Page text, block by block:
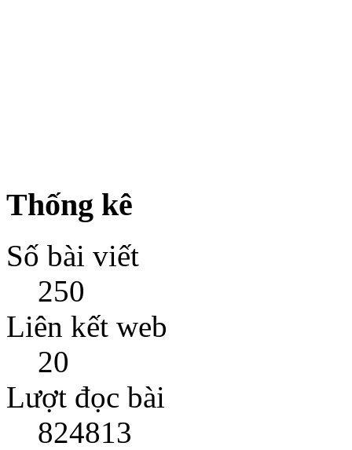
Thống kê
Số bài viết
250
Liên kết web
20
Lượt đọc bài
824813